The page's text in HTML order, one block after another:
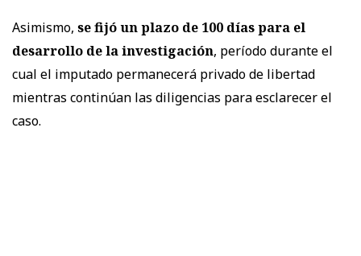
Asimismo, se fijó un plazo de 100 días para el
desarrollo de la investigación, período durante el
cual el imputado permanecerá privado de libertad
mientras continúan las diligencias para esclarecer el
caso.